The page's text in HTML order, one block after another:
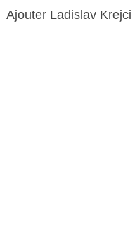
Ajouter Ladislav